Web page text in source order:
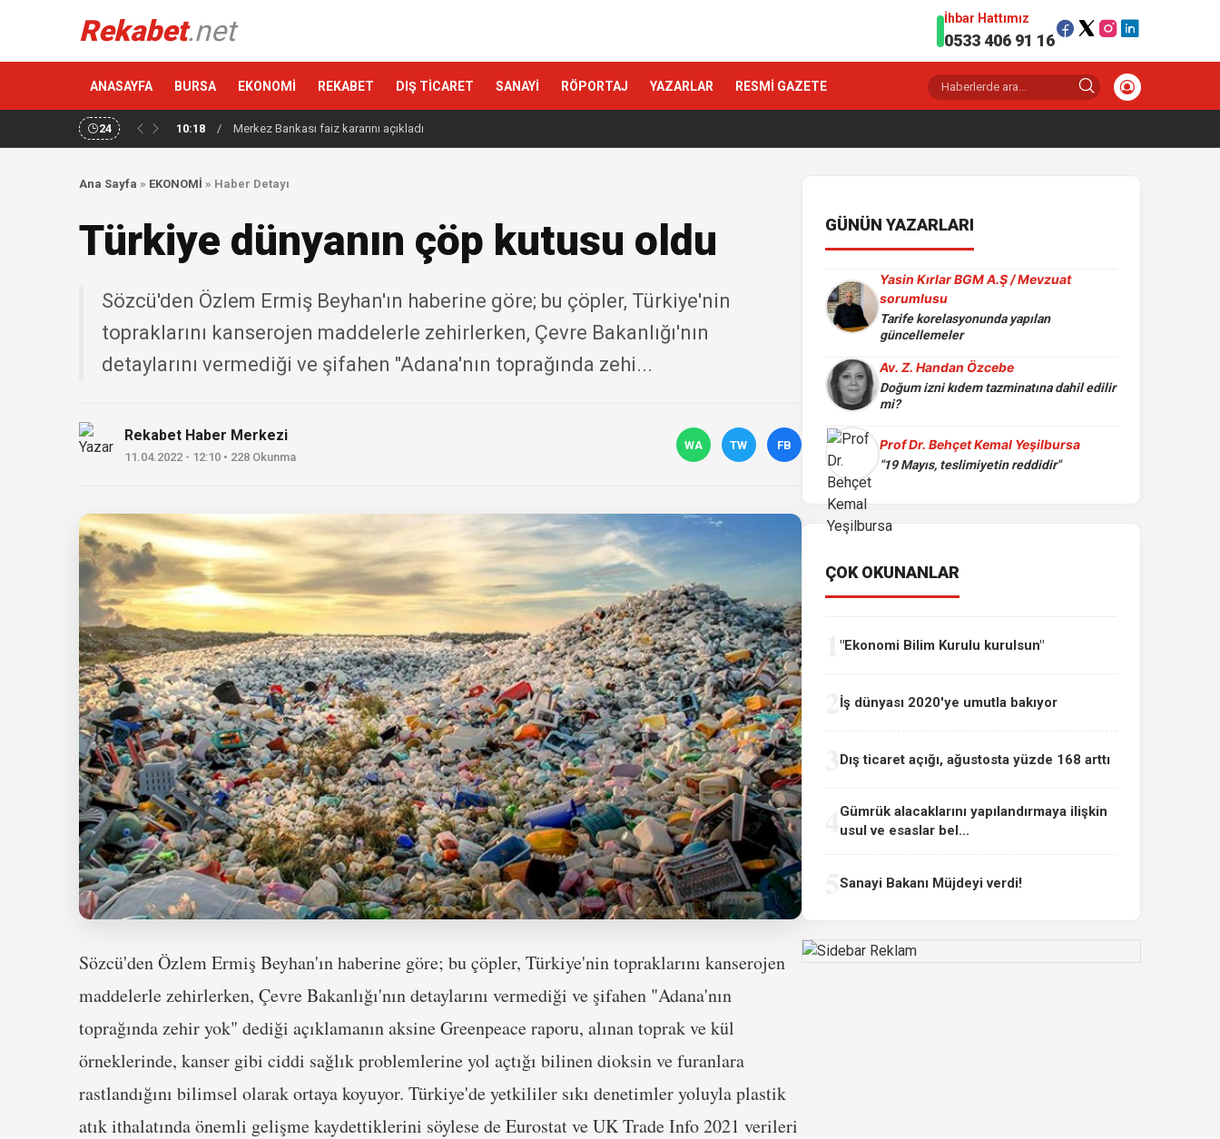
Rekabet.net İhbar Hattımız
0533 406 91 16
ANASAYFA BURSA EKONOMİ REKABET DIŞ TİCARET SANAYİ RÖPORTAJ YAZARLAR RESMİ GAZETE
24 10:18 / Merkez Bankası faiz kararını açıkladı
Ana Sayfa » EKONOMİ » Haber Detayı
Türkiye dünyanın çöp kutusu oldu
Sözcü'den Özlem Ermiş Beyhan'ın haberine göre; bu çöpler, Türkiye'nin
topraklarını kanserojen maddelerle zehirlerken, Çevre Bakanlığı'nın
detaylarını vermediği ve şifahen "Adana'nın toprağında zehi...
Rekabet Haber Merkezi
11.04.2022 - 12:10 • 228 Okunma
WA TW FB
Sözcü'den Özlem Ermiş Beyhan'ın haberine göre; bu çöpler, Türkiye'nin topraklarını kanserojen
maddelerle zehirlerken, Çevre Bakanlığı'nın detaylarını vermediği ve şifahen "Adana'nın
toprağında zehir yok" dediği açıklamanın aksine Greenpeace raporu, alınan toprak ve kül
örneklerinde, kanser gibi ciddi sağlık problemlerine yol açtığı bilinen dioksin ve furanlara
rastlandığını bilimsel olarak ortaya koyuyor. Türkiye'de yetkililer sıkı denetimler yoluyla plastik
atık ithalatında önemli gelişme kaydettiklerini söylese de Eurostat ve UK Trade Info 2021 verileri
GÜNÜN YAZARLARI
Yasin Kırlar BGM A.Ş / Mevzuat
sorumlusu
Tarife korelasyonunda yapılan
güncellemeler
Av. Z. Handan Özcebe
Doğum izni kıdem tazminatına dahil edilir
mi?
Prof Dr. Behçet Kemal Yeşilbursa
"19 Mayıs, teslimiyetin reddidir"
ÇOK OKUNANLAR
"Ekonomi Bilim Kurulu kurulsun"
İş dünyası 2020'ye umutla bakıyor
Dış ticaret açığı, ağustosta yüzde 168 arttı
Gümrük alacaklarını yapılandırmaya ilişkin
usul ve esaslar bel...
Sanayi Bakanı Müjdeyi verdi!